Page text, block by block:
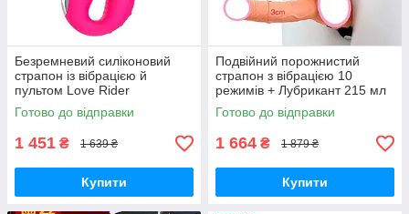
Безремневий силіконовий
страпон із вібрацією й
пультом Love Rider
Готово до відправки
1 451 ₴ 1 639 ₴
Купити
Подвійний порожнистий
страпон з вібрацією 10
режимів + Лубрикант 215 мл
+ Спрей для очищення секс-
іграшок Тілесний
Готово до відправки
1 664 ₴ 1 879 ₴
Купити